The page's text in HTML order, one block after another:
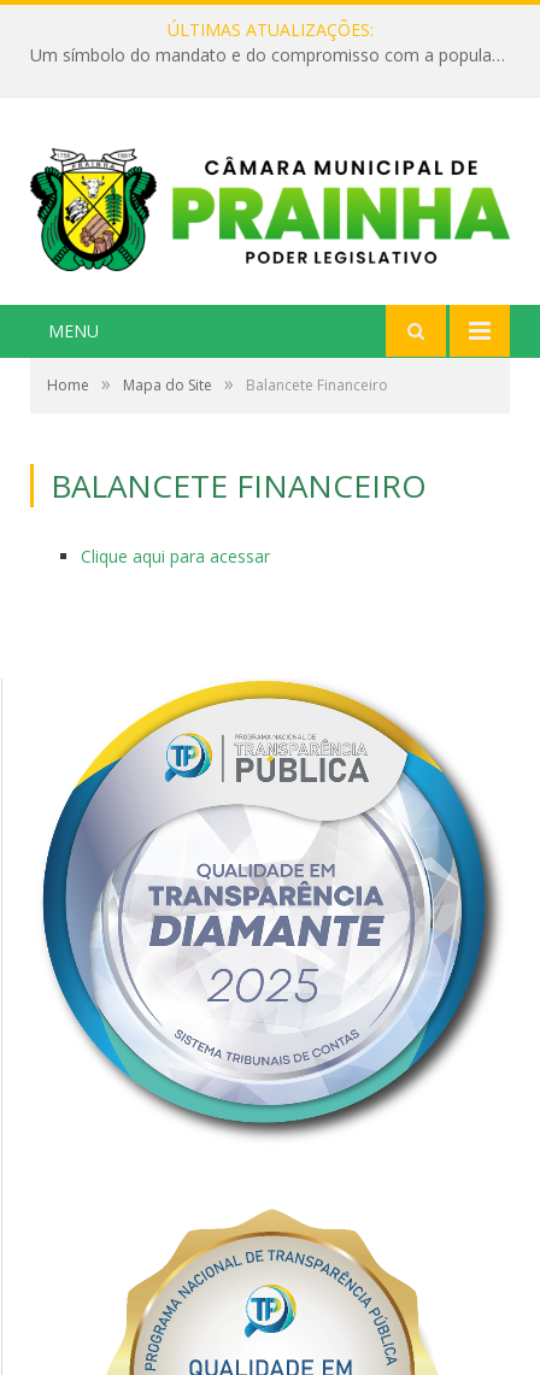
ÚLTIMAS ATUALIZAÇÕES:
Um símbolo do mandato e do compromisso com a população
MENU
Home » Mapa do Site » Balancete Financeiro
BALANCETE FINANCEIRO
Clique aqui para acessar